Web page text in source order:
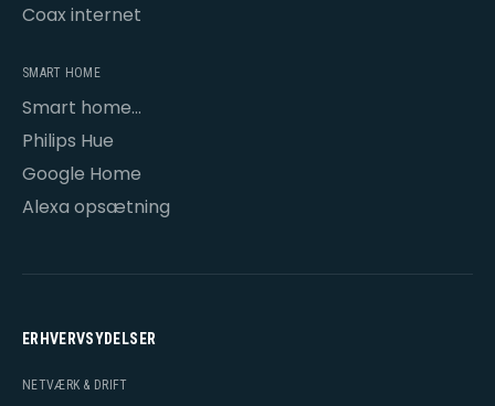
Coax internet
SMART HOME
Smart home
opsætning
Philips Hue
Google Home
Alexa opsætning
ERHVERVSYDELSER
NETVÆRK & DRIFT